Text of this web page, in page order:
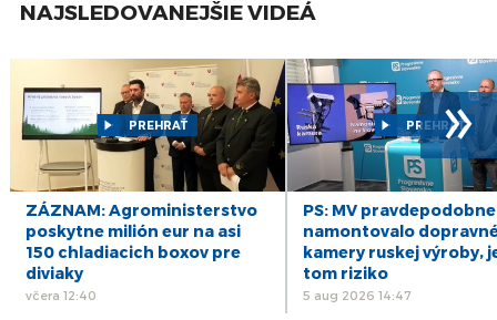
NAJSLEDOVANEJŠIE VIDEÁ
PREHRAŤ
ZÁZNAM: Agroministerstvo
poskytne milión eur na asi
150 chladiacich boxov pre
diviaky
včera 12:40
PREHRAŤ
PS: MV pravdepodobne
namontovalo
kamery ruskej výroby,
tom riziko
5 aug 2026 14:47
»